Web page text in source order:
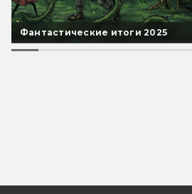
Фантастические итоги 2025